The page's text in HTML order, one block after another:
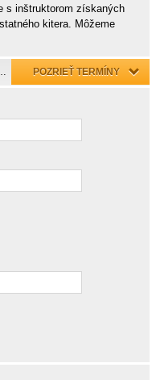
s inštruktorom získaných
kitera. Môžeme
POZRIEŤ TERMÍNY